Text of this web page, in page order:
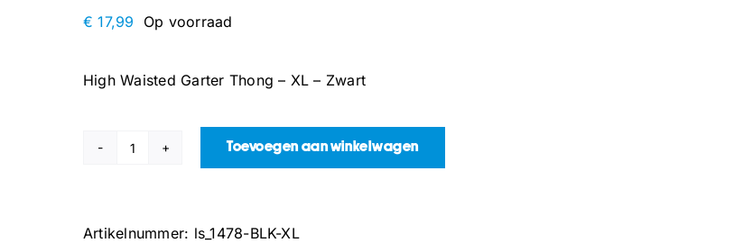
€ 17,99 Op voorraad
High Waisted Garter Thong – XL – Zwart
High
-
Toevoegen aan winkelwagen
Artikelnummer: ls_1478-BLK-XL